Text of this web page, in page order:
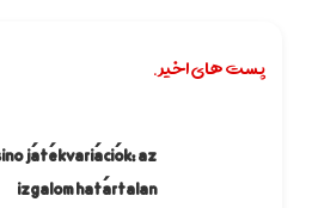
پست های اخیر.
játékvariációk: az
izgalom határtalan